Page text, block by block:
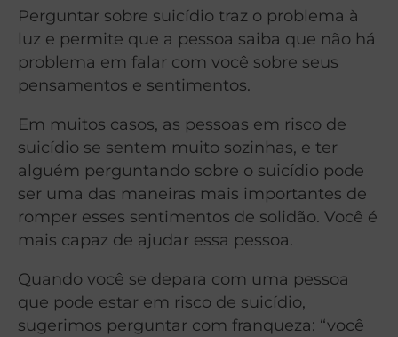
Perguntar sobre suicídio traz o problema à
luz e permite que a pessoa saiba que não há
problema em falar com você sobre seus
pensamentos e sentimentos.
Em muitos casos, as pessoas em risco de
suicídio se sentem muito sozinhas, e ter
alguém perguntando sobre o suicídio pode
ser uma das maneiras mais importantes de
romper esses sentimentos de solidão. Você é
mais capaz de ajudar essa pessoa.
Quando você se depara com uma pessoa
que pode estar em risco de suicídio,
sugerimos perguntar com franqueza: “você